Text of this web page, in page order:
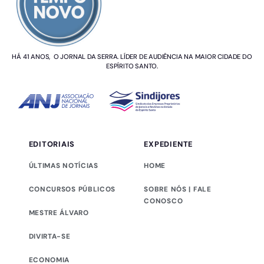
HÁ 41 ANOS, O JORNAL DA SERRA. LÍDER DE AUDIÊNCIA NA MAIOR CIDADE DO
ESPÍRITO SANTO.
EDITORIAIS
ÚLTIMAS NOTÍCIAS
CONCURSOS PÚBLICOS
MESTRE ÁLVARO
DIVIRTA-SE
ECONOMIA
EXPEDIENTE
HOME
SOBRE NÓS | FALE
CONOSCO